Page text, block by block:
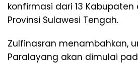
konfirmasi dari 13 Kabupaten
Provinsi Sulawesi Tengah.
Zulfinasran menambahkan,
Paralayang akan dimulai